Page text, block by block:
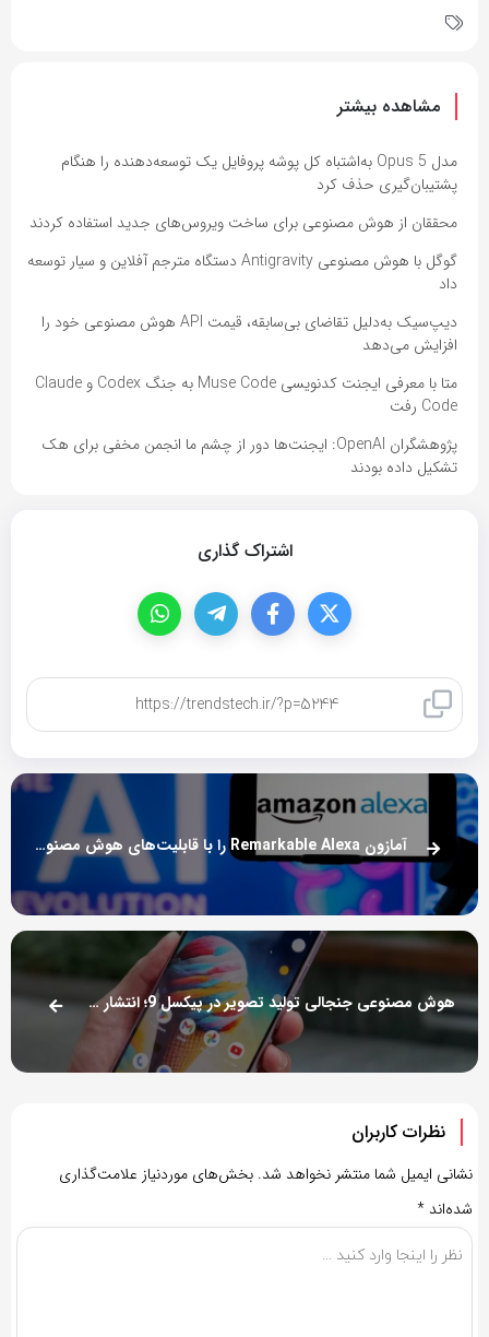
مشاهده بیشتر
مدل Opus 5 به‌اشتباه کل پوشه پروفایل یک توسعه‌دهنده را هنگام
پشتیبان‌گیری حذف کرد
محققان از هوش مصنوعی برای ساخت ویروس‌های جدید استفاده کردند
گوگل با هوش مصنوعی Antigravity دستگاه مترجم آفلاین و سیار توسعه
داد
دیپ‌سیک به‌دلیل تقاضای بی‌سابقه، قیمت API هوش مصنوعی خود را
افزایش می‌دهد
متا با معرفی ایجنت کدنویسی Muse Code به جنگ Codex و Claude
Code رفت
پژوهشگران OpenAI: ایجنت‌ها دور از چشم ما انجمن مخفی برای هک
تشکیل داده بودند
اشتراک گذاری
آمازون Remarkable Alexa را با قابلیت‌های هوش مصنوعی احتمالاً در اکتبر معرفی می‌کند
هوش مصنوعی جنجالی تولید تصویر در پیکسل 9؛ انتشار عکس‌های جعلی شدت می‌گیرد؟
نظرات کاربران
نشانی ایمیل شما منتشر نخواهد شد. بخش‌های موردنیاز علامت‌گذاری
شده‌اند *